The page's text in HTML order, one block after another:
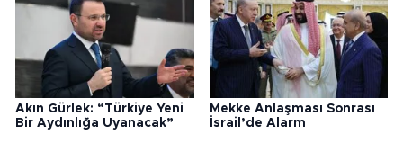
Akın Gürlek: “Türkiye Yeni
Bir Aydınlığa Uyanacak”
Mekke Anlaşması Sonrası
İsrail’de Alarm